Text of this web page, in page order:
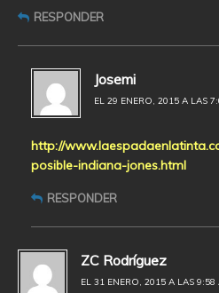
RESPONDER
Josemi
EL 29 ENERO, 2015 A LAS
http://
posible-indiana-jones.html
RESPONDER
ZC Rodríguez
EL 31 ENERO, 2015 A LAS 9:58